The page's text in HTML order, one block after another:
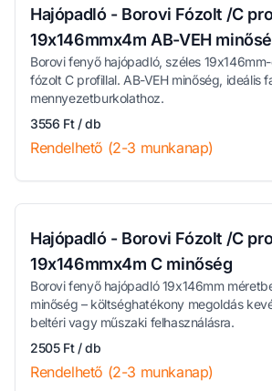
Hajópadló - Borovi Fózolt /C
19x146mmx4m AB-VEH
Borovi fenyő hajópadló, széles
fózolt C profillal. AB-VEH minőség, ideális
mennyezetburkolathoz.
3556 Ft / db
Rendelhető (2-3 munkanap)
Hajópadló - Borovi Fózolt /C
19x146mmx4m C minőség
Borovi fenyő hajópadló 19x146mm
minőség – költséghatékony megoldás
beltéri vagy műszaki felhasználásra.
2505 Ft / db
Rendelhető (2-3 munkanap)